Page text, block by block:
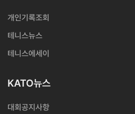
개인기록조회
테니스뉴스
테니스에세이
KATO뉴스
대회공지사항